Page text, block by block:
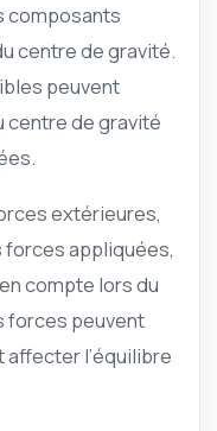
composants
centre de gravité.
peuvent
centre de gravité
extérieures,
forces appliquées,
compte lors du
forces peuvent
l’équilibre